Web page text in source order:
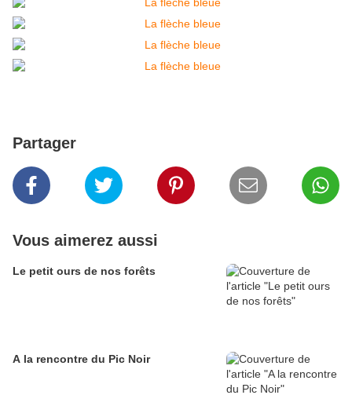
Partager
Vous aimerez aussi
Le petit ours de nos forêts
A la rencontre du Pic Noir